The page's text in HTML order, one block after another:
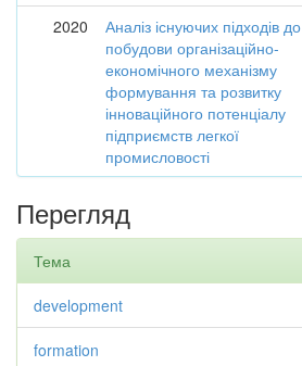
2020
Аналіз існуючих підходів до
побудови організаційно-
економічного механізму
формування та розвитку
інноваційного потенціалу
підприємств легкої
промисловості
Перегляд
Тема
development
formation